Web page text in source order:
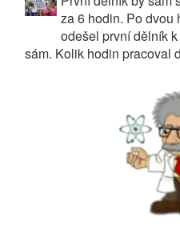
za 6 hodin. Po dvou
odešel první dělník
sám. Kolik hodin pracoval